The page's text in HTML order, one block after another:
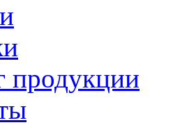
продукции